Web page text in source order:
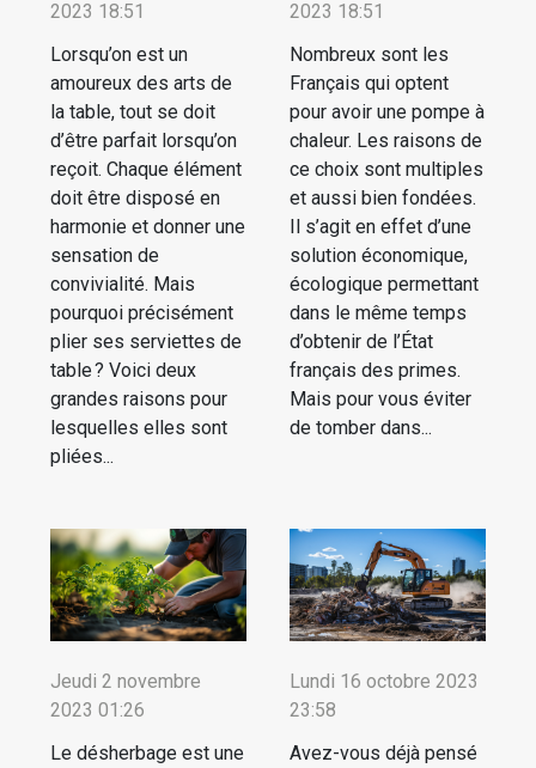
2023 18:51
Lorsqu’on est un
amoureux des arts de
la table, tout se doit
d’être parfait lorsqu’on
reçoit. Chaque élément
doit être disposé en
harmonie et donner une
sensation de
convivialité. Mais
pourquoi précisément
plier ses serviettes de
table ? Voici deux
grandes raisons pour
lesquelles elles sont
pliées...
2023 18:51
Nombreux sont les
Français qui optent
pour avoir une pompe à
chaleur. Les raisons de
ce choix sont multiples
et aussi bien fondées.
Il s’agit en effet d’une
solution économique,
écologique permettant
dans le même temps
d’obtenir de l’État
français des primes.
Mais pour vous éviter
de tomber dans...
Jeudi 2 novembre
2023 01:26
Le désherbage est une
Lundi 16 octobre 2023
23:58
Avez-vous déjà pensé